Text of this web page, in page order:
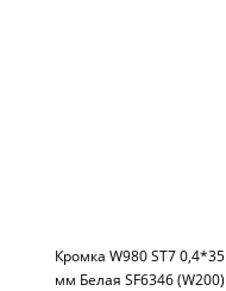
Кромка W980 ST7 0,4*35
мм Белая SF6346 (W200)